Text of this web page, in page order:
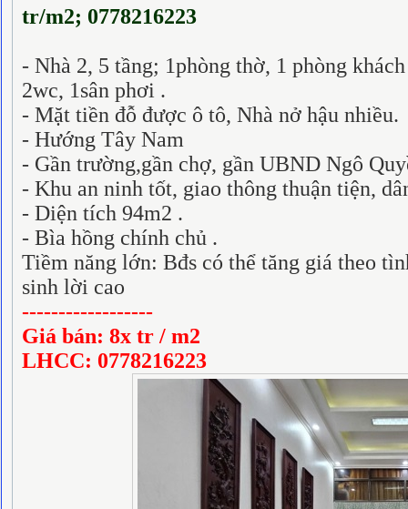
tr/m2; 0778216223
- Nhà 2, 5 tầng; 1phòng thờ, 1 phòng
2wc, 1sân phơi .
- Mặt tiền đỗ được ô tô, Nhà nở hậu nhiều.
- Hướng Tây Nam
- Gần trường,gần chợ, gần UBND Ngô
- Khu an ninh tốt, giao thông thuận tiện,
- Diện tích 94m2 .
- Bìa hồng chính chủ .
Tiềm năng lớn: Bđs có thể tăng giá theo
sinh lời cao
------------------
Giá bán: 8x tr / m2
LHCC: 0778216223